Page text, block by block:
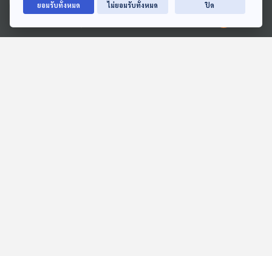
Ⓒ 2020 องค์การกระจายเสียงและแพร่ภาพสาธารณะแห่งประเทศไทย
ยอมรับทั้งหมด ไม่ยอมรับทั้งหมด ปิด